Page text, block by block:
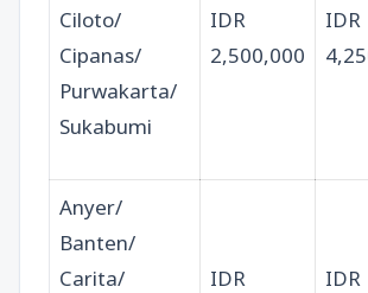
Ciloto/
Cipanas/
Purwakarta/
Sukabumi
IDR
2,500,000
IDR
Anyer/
Banten/
Carita/
IDR
IDR